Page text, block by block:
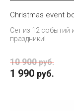
Christmas event
Сет из 12 событий
праздники!
10 900 руб.
1 990 руб.